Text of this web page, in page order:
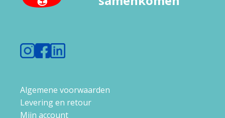
Algemene voorwaarden
Levering en retour
Mijn account